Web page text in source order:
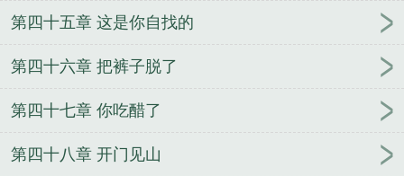
第四十五章 这是你自找的
第四十六章 把裤子脱了
第四十七章 你吃醋了
第四十八章 开门见山